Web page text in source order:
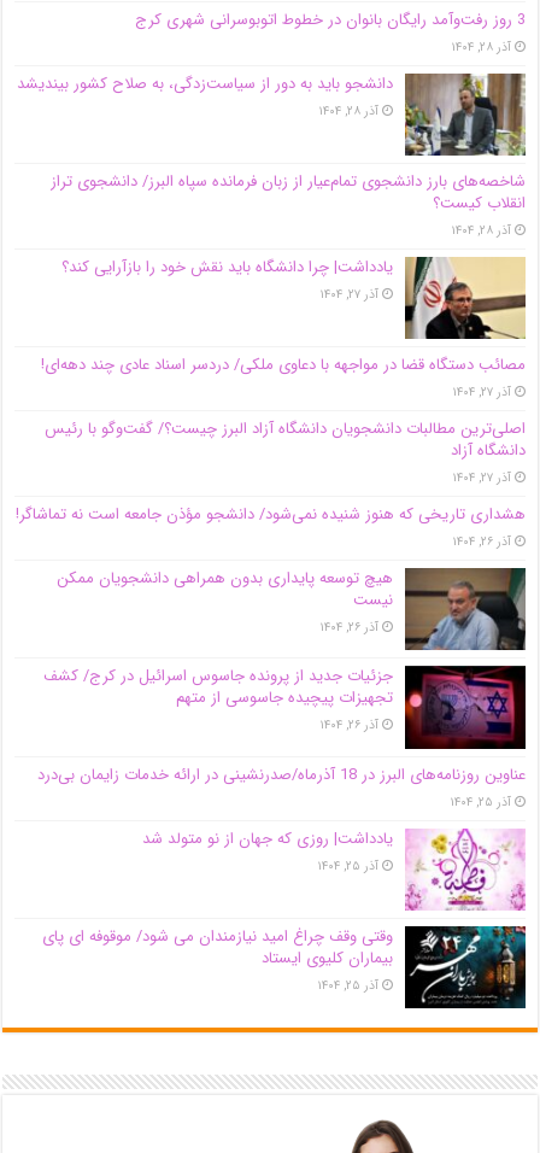
3 روز رفت‌وآمد رایگان بانوان در خطوط اتوبوسرانی شهری کرج
آذر ۲۸, ۱۴۰۴
دانشجو باید به دور از سیاست‌زدگی، به صلاح کشور بیندیشد
آذر ۲۸, ۱۴۰۴
شاخصه‌های بارز دانشجوی تمام‌عیار از زبان فرمانده سپاه البرز/ دانشجوی تراز
انقلاب کیست؟
آذر ۲۸, ۱۴۰۴
یادداشت| چرا دانشگاه باید نقش خود را بازآرایی کند؟
آذر ۲۷, ۱۴۰۴
مصائب دستگاه قضا در مواجهه با دعاوی ملکی/ دردسر اسناد عادی چند‌ دهه‌ای!
آذر ۲۷, ۱۴۰۴
اصلی‌ترین مطالبات دانشجویان دانشگاه آزاد البرز چیست؟/ گفت‌وگو با رئیس
دانشگاه آز‌اد
آذر ۲۷, ۱۴۰۴
هشداری تاریخی که هنوز شنیده نمی‌شود/ دانشجو مؤذن جامعه است نه تماشاگر!
آذر ۲۶, ۱۴۰۴
هیچ توسعه پایداری بدون همراهی دانشجویان ممکن
نیست
آذر ۲۶, ۱۴۰۴
جزئیات جدید از پرونده جاسوس اسرائیل در کرج/‌ کشف
تجهیزات پیچیده جاسوسی از متهم
آذر ۲۶, ۱۴۰۴
عناوین روزنامه‌های البرز در ‌18 آذرماه/صدرنشینی در ارائه خدمات زایمان بی‌درد
آذر ۲۵, ۱۴۰۴
یادداشت| روزی که جهان از نو متولد شد
آذر ۲۵, ۱۴۰۴
وقتی وقف چراغ امید نیازمندان می شود/ موقوفه ای پای
بیماران کلیوی ایستاد
آذر ۲۵, ۱۴۰۴